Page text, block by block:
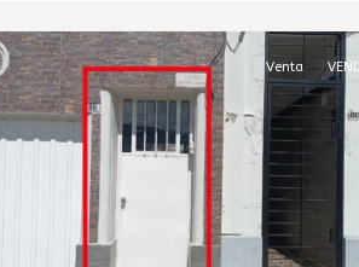
Venta